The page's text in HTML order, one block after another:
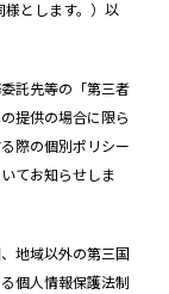
様とします。）以
託先等の「第三者
提供の場合に限ら
際の個別ポリシー
てお知らせしま
地域以外の第三国
個人情報保護法制